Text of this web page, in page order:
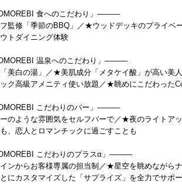
食へのこだわり」———
監修「季節のBBQ」／★ウッドデッキのプライベ
トダイニング体験
温泉へのこだわり」———
美白の湯」／★美肌成分「メタケイ酸」が高い美
ク高級アメニティ使い放題／★眺めにこだわった
こだわりのバー」———
のような雰囲気をセルフバーで／★夜のライトア
、恋人とロマンチックに過ごすことも
こだわりのプラスα」———
ンからお客様専属の担当制／★星空を眺めながら
にカスタマイズした「サプライズ」を全力でサポ